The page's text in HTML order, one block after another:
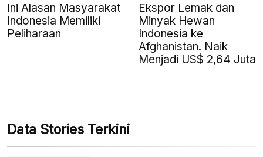
Ini Alasan Masyarakat
Indonesia Memiliki
Peliharaan
Ekspor Lemak dan
Minyak Hewan
Indonesia ke
Afghanistan. Naik
Menjadi US$ 2,64 Juta
Data Stories Terkini